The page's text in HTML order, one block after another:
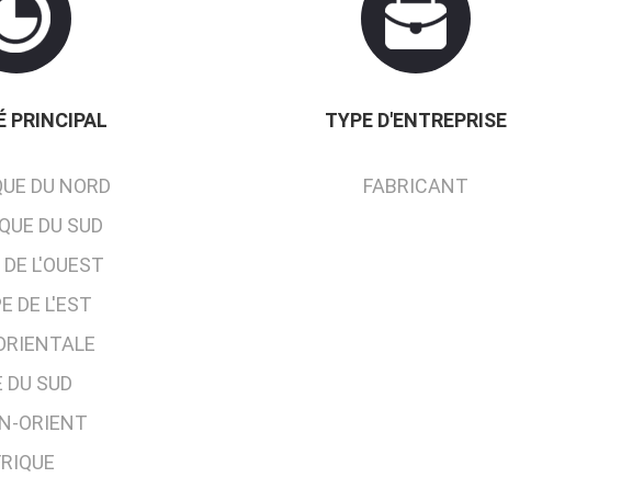
PRINCIPAL
DU NORD
DU SUD
L'OUEST
DE L'EST
DU SUD
ORIENT
TYPE D'ENTREPRISE
FABRICANT